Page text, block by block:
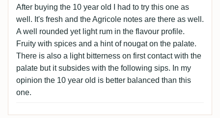
After buying the 10 year old I had to try this one as
well. It's fresh and the Agricole notes are there as well.
A well rounded yet light rum in the flavour profile.
Fruity with spices and a hint of nougat on the palate.
There is also a light bitterness on first contact with the
palate but it subsides with the following sips. In my
opinion the 10 year old is better balanced than this
one.